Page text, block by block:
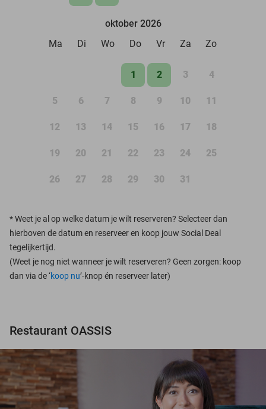
oktober 2026
Ma
Di Wo Do Vr Za Zo
1 2 3 4
5 6 7 8 9 10 11
12 13 14 15 16 17 18
19 20 21 22 23 24 25
26 27 28 29 30 31
*Weet je al op welke datum je wilt reserveren? Selecteer dan
hierboven de datum en reserveer en koop jouw Social Deal
tegelijkertijd.
(Weet je nog niet wanneer je wilt reserveren? Geen zorgen: koop
dan via de ‘koop nu’-knop én reserveer later)
Restaurant OASSIS